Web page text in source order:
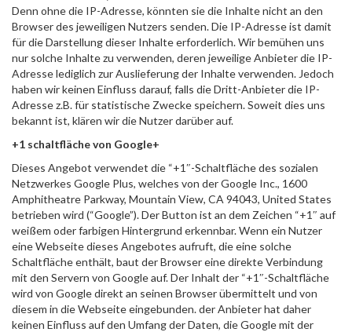
Denn ohne die IP-Adresse, könnten sie die Inhalte nicht an den
Browser des jeweiligen Nutzers senden. Die IP-Adresse ist damit
für die Darstellung dieser Inhalte erforderlich. Wir bemühen uns
nur solche Inhalte zu verwenden, deren jeweilige Anbieter die IP-
Adresse lediglich zur Auslieferung der Inhalte verwenden. Jedoch
haben wir keinen Einfluss darauf, falls die Dritt-Anbieter die IP-
Adresse z.B. für statistische Zwecke speichern. Soweit dies uns
bekannt ist, klären wir die Nutzer darüber auf.
+1 schaltfläche von Google+
Dieses Angebot verwendet die “+1″-Schaltfläche des sozialen
Netzwerkes Google Plus, welches von der Google Inc., 1600
Amphitheatre Parkway, Mountain View, CA 94043, United States
betrieben wird (“Google”). Der Button ist an dem Zeichen “+1″ auf
weißem oder farbigen Hintergrund erkennbar. Wenn ein Nutzer
eine Webseite dieses Angebotes aufruft, die eine solche
Schaltfläche enthält, baut der Browser eine direkte Verbindung
mit den Servern von Google auf. Der Inhalt der “+1″-Schaltfläche
wird von Google direkt an seinen Browser übermittelt und von
diesem in die Webseite eingebunden. der Anbieter hat daher
keinen Einfluss auf den Umfang der Daten, die Google mit der